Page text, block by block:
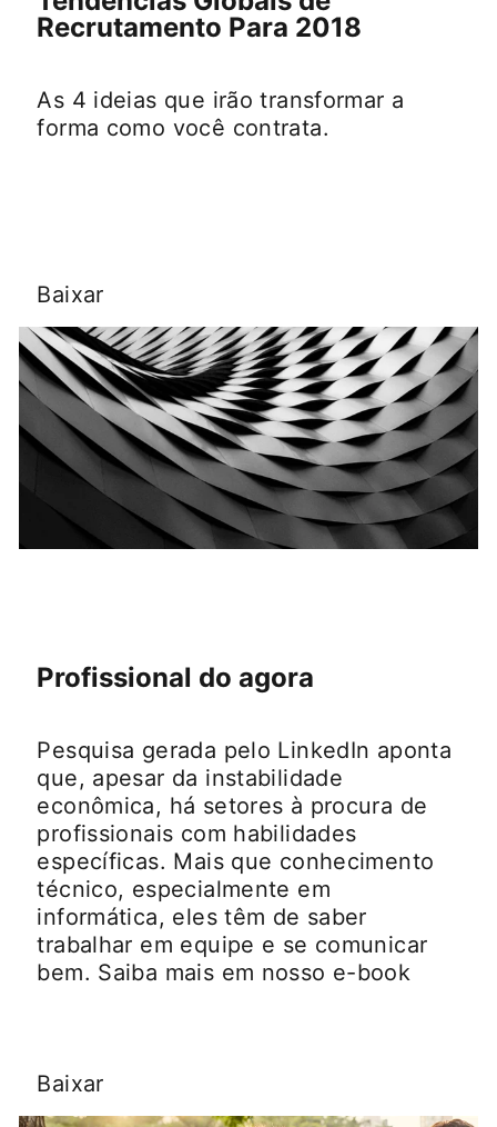
Recrutamento Para 2018
As 4 ideias que irão transformar a
forma como você contrata.
Baixar
Profissional do agora
Pesquisa gerada pelo LinkedIn aponta
que, apesar da instabilidade
econômica, há setores à procura de
profissionais com habilidades
específicas. Mais que conhecimento
técnico, especialmente em
informática, eles têm de saber
trabalhar em equipe e se comunicar
bem. Saiba mais em nosso e-book
Baixar